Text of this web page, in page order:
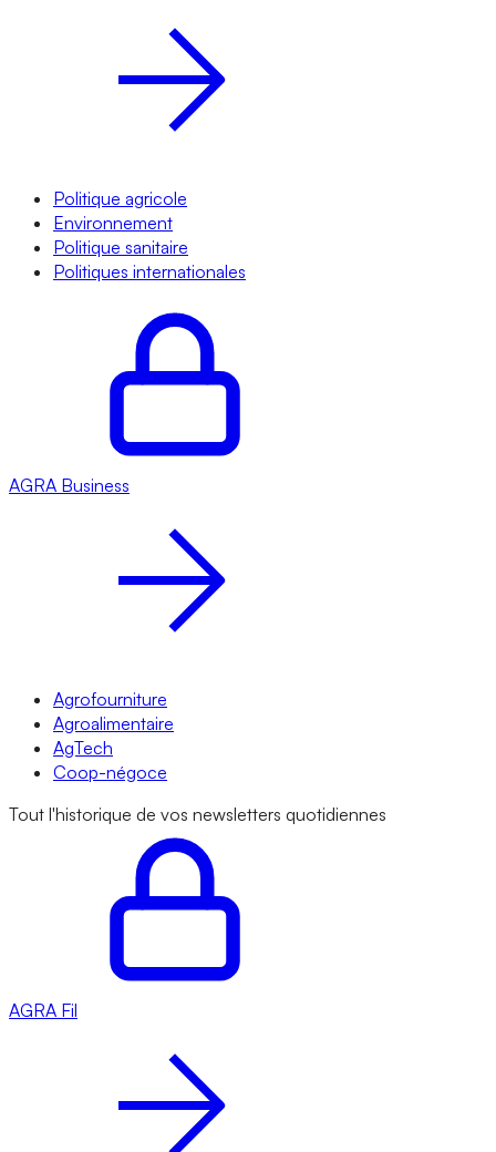
Politique agricole
Environnement
Politique sanitaire
Politiques internationales
AGRA Business
Agrofourniture
Agroalimentaire
AgTech
Coop-négoce
Tout l'historique de vos newsletters quotidiennes
AGRA Fil